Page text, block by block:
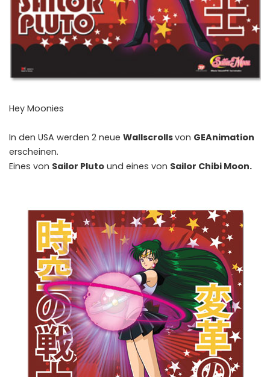
Hey Moonies
In den USA werden 2 neue Wallscrollsvon GEAnimation
erscheinen.
Eines von Sailor Pluto und eines von Sailor Chibi Moon.